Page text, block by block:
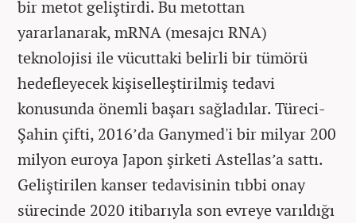
bir metot geliştirdi. Bu metottan
yararlanarak, mRNA (mesajcı RNA)
teknolojisi ile vücuttaki belirli bir tümörü
hedefleyecek kişiselleştirilmiş tedavi
konusunda önemli başarı sağladılar. Türeci-
Şahin çifti, 2016’da Ganymed'i bir milyar 200
milyon euroya Japon şirketi Astellas’a sattı.
Geliştirilen kanser tedavisinin tıbbi onay
sürecinde 2020 itibarıyla son evreye varıldığı